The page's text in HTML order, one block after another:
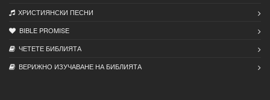
ХРИСТИЯНСКИ ПЕСНИ
BIBLE PROMISE
ЧЕТЕТЕ БИБЛИЯТА
ВЕРИЖНО ИЗУЧАВАНЕ НА БИБЛИЯТА